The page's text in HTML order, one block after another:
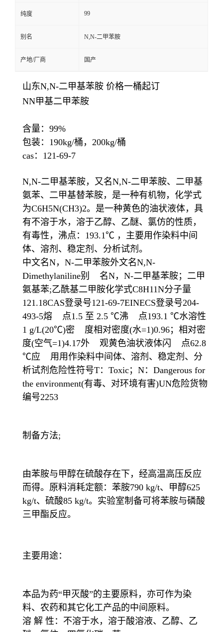
纯度 99
别名 N,N-二甲苯胺
产地/厂商 国产
山东N,N-二甲基苯胺 价格一桶起订
NN甲基二甲苯胺
含量：99%
包装：190kg/桶，200kg/桶
cas：121-69-7
N,N-二甲基苯胺，又名N,N-二甲苯胺、二甲基
氨苯、二甲基替苯胺，是一种有机物，化学式
为C6H5N(CH3)2。是一种黄色的油状液体，具
有不溶于水，溶于乙醇、乙醚、氯仿的性质，
有毒性，沸点：193.1℃ ，主要用作染料中间
体、溶剂、稳定剂、分析试剂。
中文名N，N-二甲苯胺外文名N,N-
Dimethylaniline别 名N，N-二甲基苯胺；二甲
氨基苯;乙酰基二甲胺化学式C8H11N分子量
121.18CAS登录号121-69-7EINECS登录号204-
493-5熔 点1.5 至 2.5 ℃沸 点193.1 ℃水溶性
1 g/L(20℃)密 度相对密度(水=1)0.96；相对密
度(空气=1)4.17外 观黄色油状液体闪 点62.8
℃应 用用作染料中间体、溶剂、稳定剂、分
析试剂危险性符号T：Toxic；N：Dangerous for
the environment(有毒、对环境有害)UN危险货物
编号2253
制备方法;
由苯胺与甲醇在硫酸存在下，经高温高压反应
而得。原料消耗定额：苯胺790 kg/t、甲醇625
kg/t、硫酸85 kg/t。实验室制备可将苯胺与磷酸
三甲酯反应。
主要用途：
本品为药“甲灭酸”的主要原料，亦可作为染
料、农药和其它化工产品的中间原料。
溶 解 性：不溶于水，溶于酸溶液、乙醇、乙